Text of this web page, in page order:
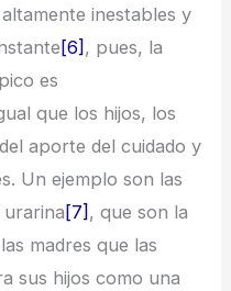
inestables y
[6] , pues, la
es
que los hijos, los
aporte del cuidado y
Un ejemplo son las
urarina [7] , que son la
madres que las
sus hijos como una